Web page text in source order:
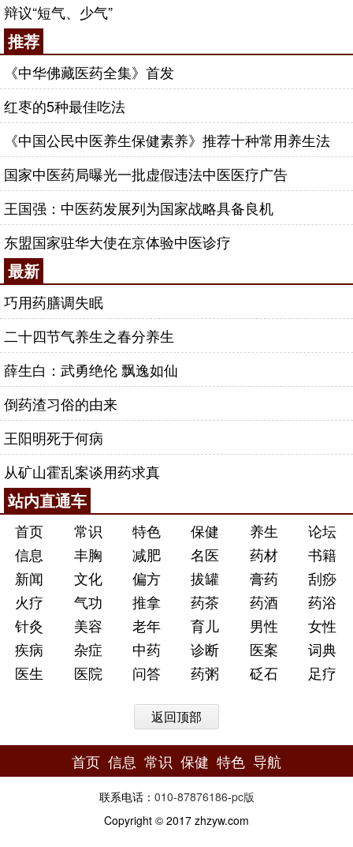
辩议“短气、少气”
推荐
《中华佛藏医药全集》首发
红枣的5种最佳吃法
《中国公民中医养生保健素养》推荐十种常用养生法
国家中医药局曝光一批虚假违法中医医疗广告
王国强：中医药发展列为国家战略具备良机
东盟国家驻华大使在京体验中医诊疗
最新
巧用药膳调失眠
二十四节气养生之春分养生
薛生白：武勇绝伦 飘逸如仙
倒药渣习俗的由来
王阳明死于何病
从矿山霍乱案谈用药求真
站内直通车
首页 常识 特色 保健 养生
论坛
信息
丰胸 减肥 名医 药材
书籍
新闻
文化 偏方 拔罐 膏药
刮痧
火疗
气功 推拿 药茶 药酒
药浴
针灸
美容 老年 育儿 男性
女性
疾病
杂症 中药 诊断 医案
词典
医生
医院 问答 药粥 砭石 足疗
返回顶部
首页 信息 常识 保健 特色 导航
联系电话： 010-87876186-pc版
Copyright © 2017 zhzyw.com